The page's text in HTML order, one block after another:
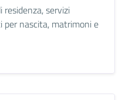
residenza, servizi
nascita, matrimoni e